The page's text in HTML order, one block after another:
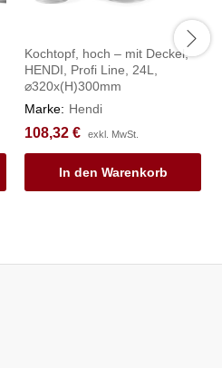
Kochtopf, hoch – mit Deckel,
HENDI, Profi Line, 24L,
⌀320x(H)300mm
Marke: Hendi
108,32 € exkl. MwSt.
In den Warenkorb